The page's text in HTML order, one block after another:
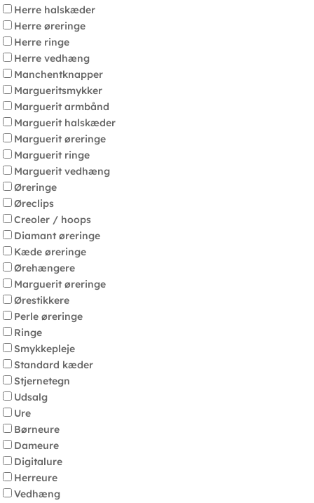
Herre halskæder
Herre øreringe
Herre ringe
Herre vedhæng
Manchentknapper
Margueritsmykker
Marguerit armbånd
Marguerit halskæder
Marguerit øreringe
Marguerit ringe
Marguerit vedhæng
Øreringe
Øreclips
Creoler / hoops
Diamant øreringe
Kæde øreringe
Ørehængere
Marguerit øreringe
Ørestikkere
Perle øreringe
Ringe
Smykkepleje
Standard kæder
Stjernetegn
Udsalg
Ure
Børneure
Dameure
Digitalure
Herreure
Vedhæng